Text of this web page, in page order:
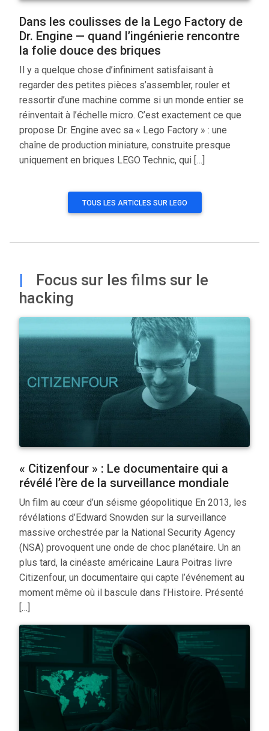
Dans les coulisses de la Lego Factory de
Dr. Engine — quand l’ingénierie rencontre
la folie douce des briques
Il y a quelque chose d’infiniment satisfaisant à
regarder des petites pièces s’assembler, rouler et
ressortir d’une machine comme si un monde entier se
réinventait à l’échelle micro. C’est exactement ce que
propose Dr. Engine avec sa « Lego Factory » : une
chaîne de production miniature, construite presque
uniquement en briques LEGO Technic, qui […]
TOUS LES ARTICLES SUR LEGO
Focus sur les films sur le
hacking
« Citizenfour » : Le documentaire qui a
révélé l’ère de la surveillance mondiale
Un film au cœur d’un séisme géopolitique En 2013, les
révélations d’Edward Snowden sur la surveillance
massive orchestrée par la National Security Agency
(NSA) provoquent une onde de choc planétaire. Un an
plus tard, la cinéaste américaine Laura Poitras livre
Citizenfour, un documentaire qui capte l’événement au
moment même où il bascule dans l’Histoire. Présenté
[…]